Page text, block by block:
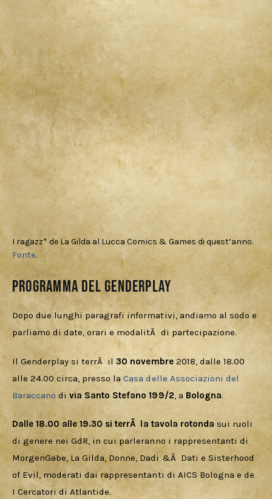
I ragazz* de La Gilda al Lucca Comics & Games di quest’anno.
Fonte.
Programma del Genderplay
Dopo due lunghi paragrafi informativi, andiamo al sodo e
parliamo di date, orari e modalitÃ  di partecipazione.
Il Genderplay si terrÃ  il 30 novembre 2018, dalle 18.00
alle 24.00 circa, presso la Casa delle Associazioni del
Baraccano di via Santo Stefano 199/2, a Bologna.
Dalle 18.00 alle 19.30 si terrÃ  la tavola rotonda sui ruoli
di genere nei GdR, in cui parleranno i rappresentanti di
MorgenGabe, La Gilda, Donne, Dadi &Â  Dati e Sisterhood
of Evil, moderati dai rappresentanti di AICS Bologna e de
I Cercatori di Atlantide.